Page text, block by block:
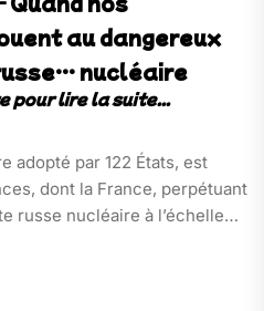
au dangereux
nucléaire
adopté par 122 États, est
dont la France, perpétuant
russe nucléaire à l’échelle